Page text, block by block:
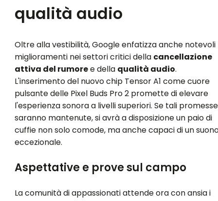
qualità audio
Oltre alla vestibilità, Google enfatizza anche notevoli
miglioramenti nei settori critici della cancellazione
attiva del rumoree della qualità audio.
L'inserimento del nuovo chip Tensor A1 come cuore
pulsante delle Pixel Buds Pro 2 promette di elevare
l'esperienza sonora a livelli superiori. Se tali promesse
saranno mantenute, si avrà a disposizione un paio di
cuffie non solo comode, ma anche capaci di un
eccezionale.
Aspettative e prove sul campo
La comunità di appassionati attende ora con ansia i